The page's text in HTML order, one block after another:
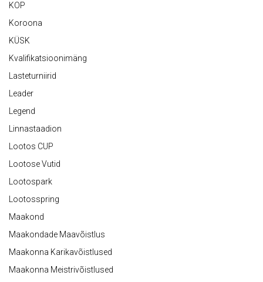
KOP
Koroona
KÜSK
Kvalifikatsioonimäng
Lasteturniirid
Leader
Legend
Linnastaadion
Lootos CUP
Lootose Vutid
Lootospark
Lootosspring
Maakond
Maakondade Maavõistlus
Maakonna Karikavõistlused
Maakonna Meistrivõistlused